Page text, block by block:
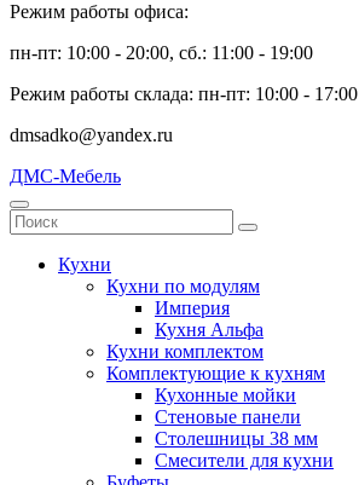
Режим работы офиса:
пн-пт: 10:00 - 20:00, сб.: 11:00 - 19:00
Режим работы склада: пн-пт: 10:00 - 17:00
dmsadko@yandex.ru
ДМС-Мебель
Кухни
Кухни по модулям
Империя
Кухня Альфа
Кухни комплектом
Комплектующие к кухням
Кухонные мойки
Стеновые панели
Столешницы 38 мм
Смесители для кухни